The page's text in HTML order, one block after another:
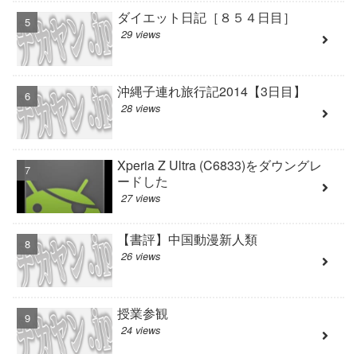
ダイエット日記［８５４日目］
29 views
沖縄子連れ旅行記2014【3日目】
28 views
Xperia Z Ultra (C6833)をダウングレ
ードした
27 views
【書評】中国動漫新人類
26 views
授業参観
24 views